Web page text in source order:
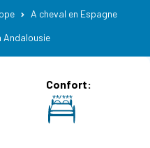
A cheval en Espagne
Andalousie
Confort